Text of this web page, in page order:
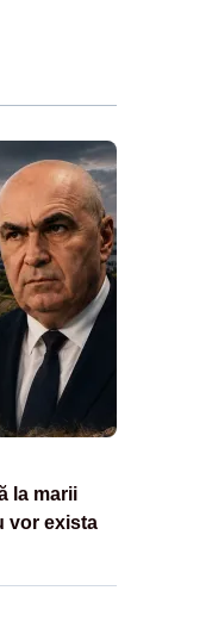
la marii
vor exista